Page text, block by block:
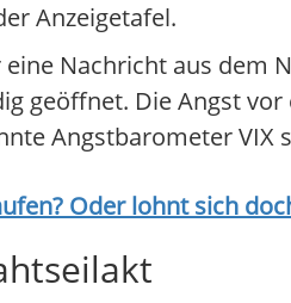
Anzeigetafel.
Nachricht aus dem
geöffnet. Die Angst
Angstbarometer
Oder lohnt sich